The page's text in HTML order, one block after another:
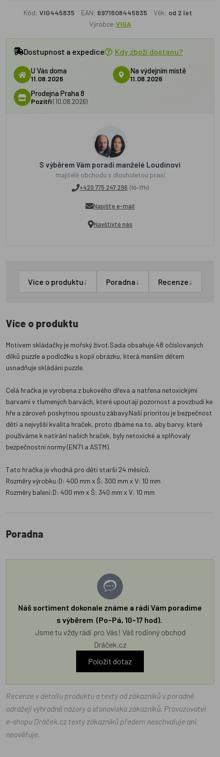
Kód: VIG445835 EAN: 6971608445835 Věk: od 2 let
Výrobce:VIGA
Dostupnost a expedice Kdy zboží dostanu?
U Vás doma
11.08.2026
Na výdejním místě
11.08.2026
Prodejna Praha 8
Pozítří(10.08.2026)
S výběrem Vám poradí manželé Loudínovi
majitelé obchodu s dlouholetou praxí
+420 775 247 296 (10-17h)
Napište e-mail
Navštivte nás
Více o produktu↓ Poradna↓ Recenze↓
Více o produktu
Motivem skládačky je mořský život.Sada obsahuje 48 očíslovaných
dílků puzzle a podložku s kopií obrázku, která menším dětem
usnadňuje skládání puzzle.
Celá hračka je vyrobena z bukového dřeva a natřena netoxickými
barvami v tlumených barvách, které upoutají pozornost a povzbudí ke
hře a zároveň poskytnou spoustu zábavy.Naší prioritou je bezpečnost
dětí a nejvyšší kvalita hraček, proto dbáme na to, aby barvy, které
používáme k natírání našich hraček, byly netoxické a splňovaly
bezpečnostní normy (EN71 a ASTM).
Tato hračka je vhodná pro děti starší 24 měsíců.
Rozměry výrobku:D: 400 mm x Š: 300 mm x V: 10 mm
Rozměry balení:D: 400 mm x Š: 340 mm x V: 10 mm
Poradna
Náš sortiment dokonale známe a rádi Vám poradíme
s výběrem (Po–Pá, 10–17 hod).
Jsme tu vždy rádi pro Vás! Váš rodinný obchod
Dráček.cz
Položit dotaz
Recenze v detailu produktu a texty od zákazníků v poradně
odrážejí výhradně názory a stanoviska zákazníků. Provozovatel
e-shopu Dráček.cz texty zákazníků předem neschvaluje ani
neověřuje.